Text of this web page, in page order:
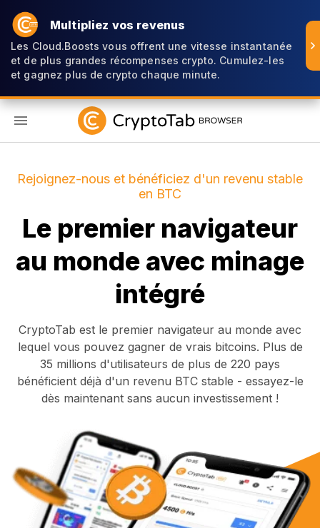
Multipliez vos revenus
Les Cloud.Boosts vous offrent une vitesse instantanée
et de plus grandes récompenses crypto. Cumulez-les
et gagnez plus de crypto chaque minute.
Rejoignez-nous et bénéficiez d'un revenu stable
en BTC
Le premier navigateur
au monde avec minage
intégré
CryptoTab est le premier navigateur au monde avec
lequel vous pouvez gagner de vrais bitcoins. Plus de
35 millions d'utilisateurs de plus de 220 pays
bénéficient déjà d'un revenu BTC stable - essayez-le
dès maintenant sans aucun investissement !